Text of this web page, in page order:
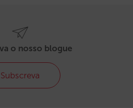
o nosso blogue
Subscreva